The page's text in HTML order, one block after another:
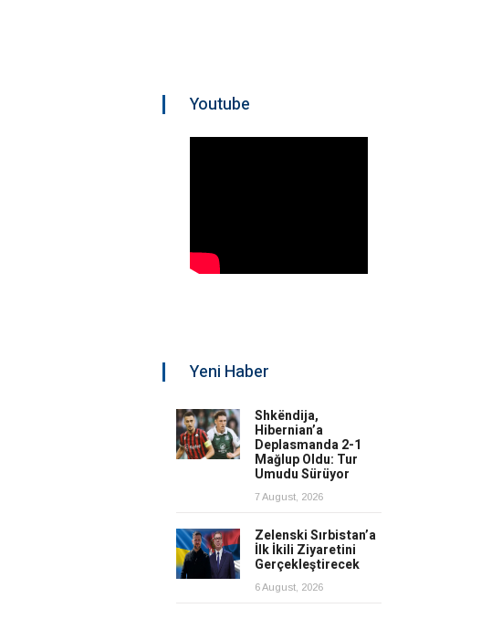
Youtube
Yeni Haber
Shkëndija,
Hibernian’a
Deplasmanda 2-1
Mağlup Oldu: Tur
Umudu Sürüyor
7 August, 2026
Zelenski Sırbistan’a
İlk İkili Ziyaretini
Gerçekleştirecek
6 August, 2026